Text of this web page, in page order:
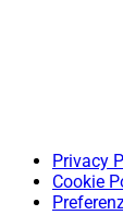
Privacy
Cookie